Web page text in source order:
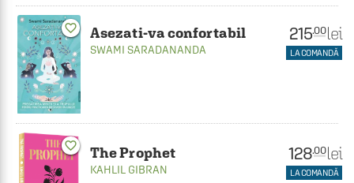
favorite_border Asezati-va confortabil
SWAMI SARADANANDA
215.00 lei
LA COMANDĂ
favorite_border The Prophet
KAHLIL GIBRAN
128.00 lei
LA COMANDĂ